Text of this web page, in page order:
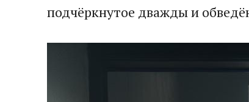
подчёркнутое дважды и